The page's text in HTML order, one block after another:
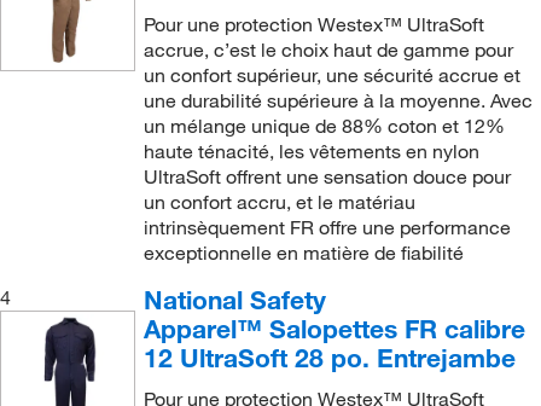
Pour une protection Westex™ UltraSoft
accrue, c’est le choix haut de gamme pour
un confort supérieur, une sécurité accrue et
une durabilité supérieure à la moyenne. Avec
un mélange unique de 88% coton et 12%
haute ténacité, les vêtements en nylon
UltraSoft offrent une sensation douce pour
un confort accru, et le matériau
intrinsèquement FR offre une performance
exceptionnelle en matière de fiabilité
4
National Safety
Apparel™ Salopettes FR calibre
12 UltraSoft 28 po. Entrejambe
Pour une protection Westex™ UltraSoft